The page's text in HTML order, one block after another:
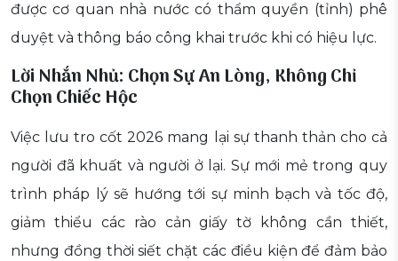
được cơ quan nhà nước có thẩm quyền (tỉnh) phê
duyệt và thông báo công khai trước khi có hiệu lực.
Lời Nhắn Nhủ: Chọn Sự An Lòng, Không Chỉ
Chọn Chiếc Hộc
Việc lưu tro cốt 2026 mang lại sự thanh thản cho cả
người đã khuất và người ở lại. Sự mới mẻ trong quy
trình pháp lý sẽ hướng tới sự minh bạch và tốc độ,
giảm thiểu các rào cản giấy tờ không cần thiết,
nhưng đồng thời siết chặt các điều kiện để đảm bảo